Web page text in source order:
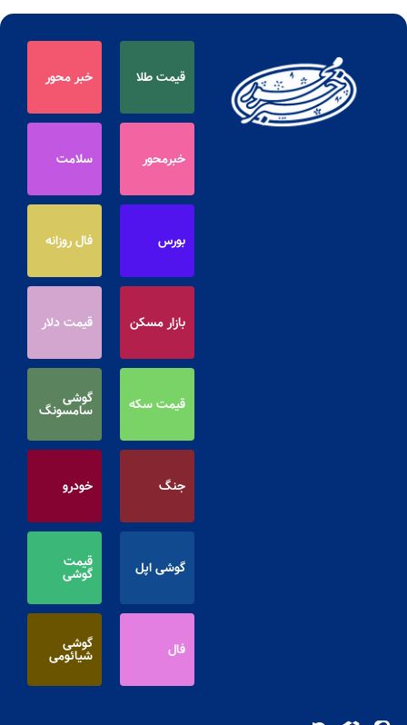
قیمت طلا خبر محور
خبرمحور سلامت
بورس فال روزانه
بازار مسکن قیمت دلار
قیمت سکه گوشی
سامسونگ
جنگ خودرو
گوشی اپل قیمت
گوشی
فال گوشی
شیائومی